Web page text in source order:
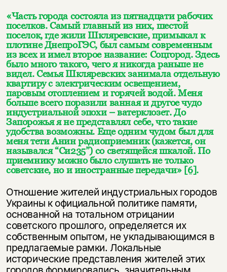
«Часть города состояла из пятнадцати рабочих
поселков. Самый главный из них, шестой
поселок, где жили Шкляревские, примыкал к
плотине ДнепроГЭС, был самым современным
из всех и имел второе название: Соцгород. Здесь
было много такого, чего я никогда раньше не
видел. Семья Шкляревских занимала отдельную
квартиру с электрическим освещением,
паровым отоплением и горячей водой. Меня
больше всего поразили ванная и другое чудо
индустриальной эпохи – ватерклозет. До
Запорожья я не представлял себе, что такие
удобства возможны. Еще одним чудом был для
меня тети Анин радиоприемник (кажется, он
назывался “Си235”) со светящейся шкалой. По
приемнику можно было слушать не только
советские, но и иностранные передачи» [6].
Отношение жителей индустриальных городов
Украины к официальной политике памяти,
основанной на тотальном отрицании
советского прошлого, определяется их
собственным опытом, не укладывающимся в
предлагаемые рамки. Локальные
исторические представления жителей этих